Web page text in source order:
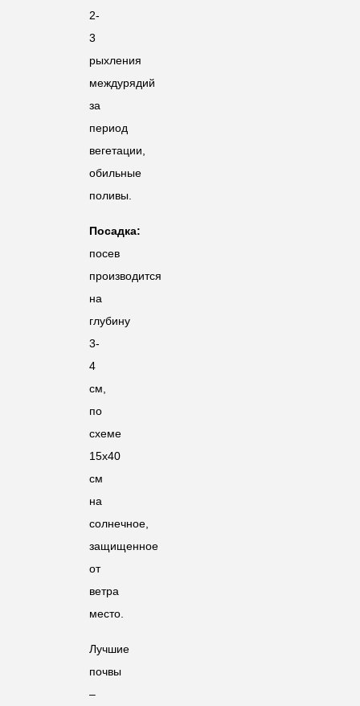
2-
3
рыхления
междурядий
за
период
вегетации,
обильные
поливы.
Посадка:
посев
производится
на
глубину
3-
4
см,
по
схеме
15х40
см
на
солнечное,
защищенное
от
ветра
место.
Лучшие
почвы
–